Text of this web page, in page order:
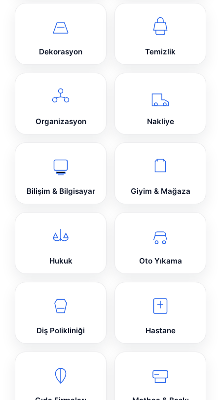
Dekorasyon Temizlik
Organizasyon Nakliye
Bilişim & Bilgisayar Giyim & Mağaza
Hukuk Oto Yıkama
Diş Polikliniği Hastane